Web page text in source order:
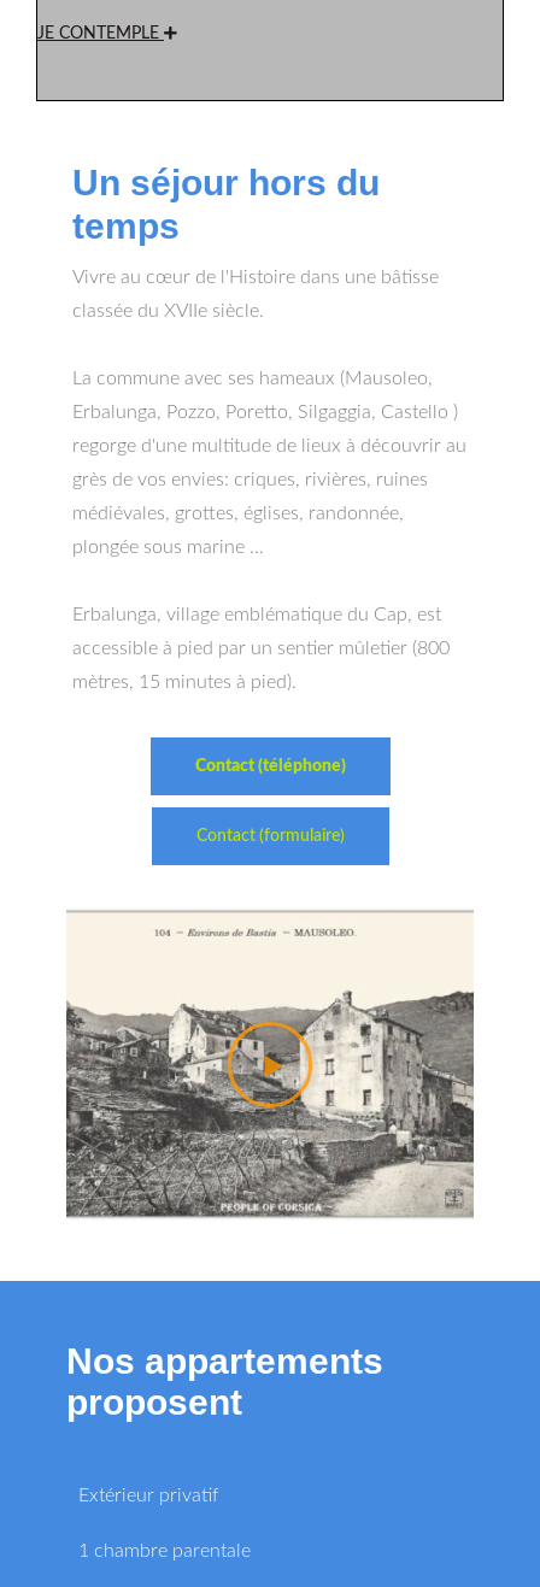
JE CONTEMPLE
Un séjour hors du
temps
Vivre au cœur de l'Histoire dans une bâtisse
classée du XVIIe siècle.
La commune avec ses hameaux (Mausoleo,
Erbalunga, Pozzo, Poretto, Silgaggia, Castello )
regorge d'une multitude de lieux à découvrir au
grès de vos envies: criques, rivières, ruines
médiévales, grottes, églises, randonnée,
plongée sous marine ...
Erbalunga, village emblématique du Cap, est
accessible à pied par un sentier mûletier (800
mètres, 15 minutes à pied).
Contact (téléphone)
Contact (formulaire)
Nos appartements
proposent
Extérieur privatif
1 chambre parentale